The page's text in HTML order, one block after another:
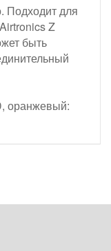
Подходит для
Z
быть
оранжевый: